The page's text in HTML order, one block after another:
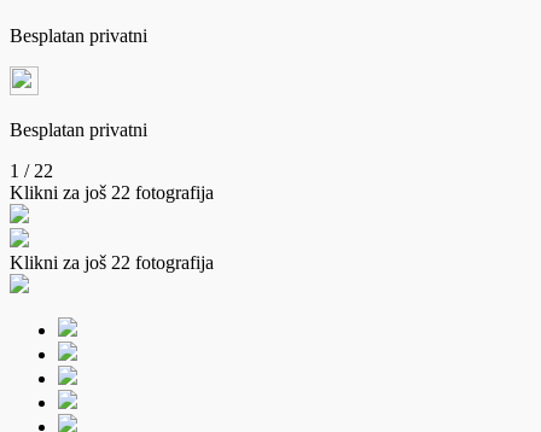
Besplatan privatni
Besplatan privatni
1 / 22
Klikni za još 22 fotografija
Klikni za još 22 fotografija